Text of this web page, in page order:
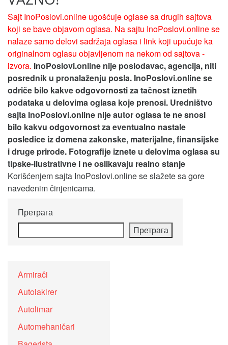
Sajt InoPoslovi.online ugošćuje oglase sa drugih sajtova
koji se bave objavom oglasa. Na sajtu InoPoslovi.online se
nalaze samo delovi sadržaja oglasa i link koji upućuje ka
originalnom oglasu objavljenom na nekom od sajtova -
izvora. InoPoslovi.online nije poslodavac, agencija, niti
posrednik u pronalaženju posla. InoPoslovi.online se
odriče bilo kakve odgovornosti za tačnost iznetih
podataka u delovima oglasa koje prenosi. Uredništvo
sajta InoPoslovi.online nije autor oglasa te ne snosi
bilo kakvu odgovornost za eventualno nastale
posledice iz domena zakonske, materijalne, finansijske
i druge prirode. Fotografije iznete u delovima oglasa su
tipske-ilustrativne i ne oslikavaju realno stanje
Korišćenjem sajta InoPoslovi.online se slažete sa gore
navedenim činjenicama.
Претрага
Претрага
Armirači
Autolakirer
Autolimar
Automehaničari